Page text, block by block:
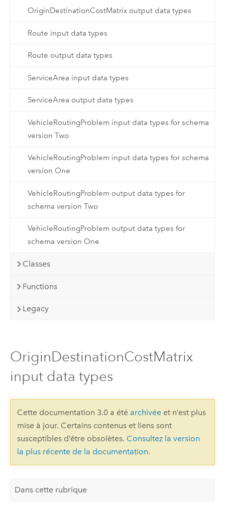
OriginDestinationCostMatrix output data types
Route input data types
Route output data types
ServiceArea input data types
ServiceArea output data types
VehicleRoutingProblem input data types for schema
version Two
VehicleRoutingProblem input data types for schema
version One
VehicleRoutingProblem output data types for
schema version Two
VehicleRoutingProblem output data types for
schema version One
Classes
Functions
Legacy
OriginDestinationCostMatrix
input data types
Cette documentation 3.0 a été archivéeet n’est plus
mise à jour. Certains contenus et liens sont
susceptibles d’être obsolètes. Consultez la version
la plus récente de la documentation.
Dans cette rubrique